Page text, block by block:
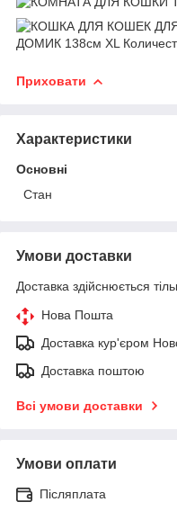
Приховати
Характеристики
Основні
Стан
Умови доставки
Доставка здійснюється
Нова Пошта
Доставка кур'єром
Доставка поштою
Всі умови доставки
Умови оплати
Післяплата